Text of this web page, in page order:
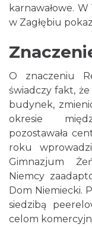
karnawałowe.
w Zagłębiu
O znaczeniu
świadczy fakt,
budynek,
okresie
pozostawała
roku
Gimnazjum
Niemcy
Dom Niemiecki.
siedzibą
celom